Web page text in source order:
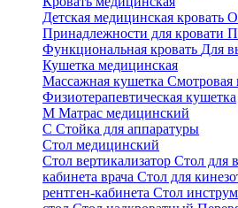
Детская медицинская кровать
Принадлежности для кровати
Функциональная кровать Для
Кушетка медицинская
Массажная кушетка Смотровая
Физиотерапевтическая кушетка
М Матрас медицинский
С Стойка для аппаратуры
Стол медицинский
Стол вертикализатор Стол для
кабинета врача Стол для
рентген-кабинета Стол